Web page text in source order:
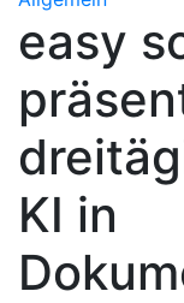
easy
KI in